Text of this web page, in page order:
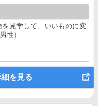
見学して、いいものに変
性）
を見る